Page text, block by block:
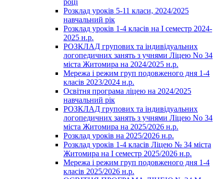
Розклад уроків 5-11 класи, 2024/2025
навчальний рік
Розклад уроків 1-4 класів на І семестр 2024-
2025 н.р.
РОЗКЛАД групових та індивідуальних
логопедичних занять з учнями Ліцею No 34
міста Житомира на 2024/2025 н.р.
Мережа і режим груп подовженого дня 1-4
класів 2023/2024 н.р.
Освітня програма ліцею на 2024/2025
навчальний рік
РОЗКЛАД групових та індивідуальних
логопедичних занять з учнями Ліцею No 34
міста Житомира на 2025/2026 н.р.
Розклад уроків на 2025/2026 н.р.
Розклад уроків 1-4 класів Ліцею № 34 міста
Житомира на І семестр 2025/2026 н.р.
Мережа і режим груп подовженого дня 1-4
класів 2025/2026 н.р.